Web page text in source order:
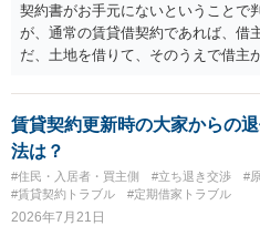
契約書がお手元にないということで
が、通常の賃貸借契約であれば、借
だ、土地を借りて、そのうえで借主
であれば、建物を収去して土地を明
す。 その後、建物を平屋に立て替
得ているのであれば、単純に費用を
する、という話になるわけでもない
状、解体費用を負担することが明確
に請求の根拠（なぜ当方が平屋の解
賃貸契約更新時の大家からの
法は？
#住民・入居者・買主側 #立ち退き交渉 #
#賃貸契約トラブル
#定期借家トラブル
2026年7月21日